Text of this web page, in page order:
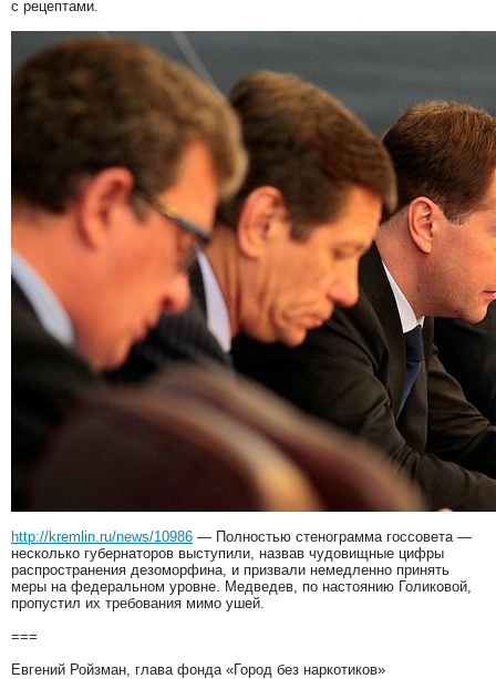
с рецептами.
http://kremlin.ru/news/10986 — Полностью стенограмма госсовета —
несколько губернаторов выступили, назвав чудовищные цифры
распространения дезоморфина, и призвали немедленно принять
меры на федеральном уровне. Медведев, по настоянию Голиковой,
пропустил их требования мимо ушей.
===
Евгений Ройзман, глава фонда «Город без наркотиков»